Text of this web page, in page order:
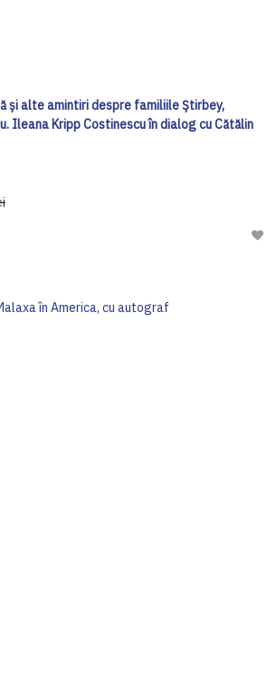
și alte amintiri despre familiile Știrbey,
Ileana Kripp Costinescu în dialog cu Cătălin